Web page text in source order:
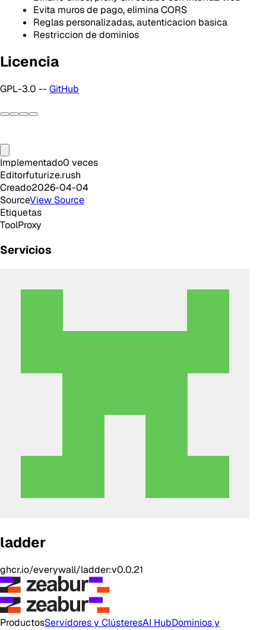
Evita muros de pago, elimina CORS
Reglas personalizadas, autenticacion basica
Restriccion de dominios
Licencia
GPL-3.0 -- GitHub
Implementado0 veces
Editorfuturize.rush
Creado2026-04-04
SourceView Source
Etiquetas
ToolProxy
Servicios
ladder
ghcr.io/everywall/ladder:v0.0.21
ProductosServidores y ClústeresAI HubDominios y